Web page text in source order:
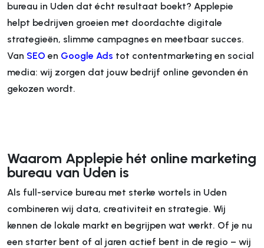
bureau in Uden dat écht resultaat boekt? Applepie
helpt bedrijven groeien met doordachte digitale
strategieën, slimme campagnes en meetbaar succes.
Van SEO en Google Ads tot contentmarketing en social
media: wij zorgen dat jouw bedrijf online gevonden én
gekozen wordt.
Waarom Applepie hét online marketing
bureau van Uden is
Als full-service bureau met sterke wortels in Uden
combineren wij data, creativiteit en strategie. Wij
kennen de lokale markt en begrijpen wat werkt. Of je nu
een starter bent of al jaren actief bent in de regio – wij